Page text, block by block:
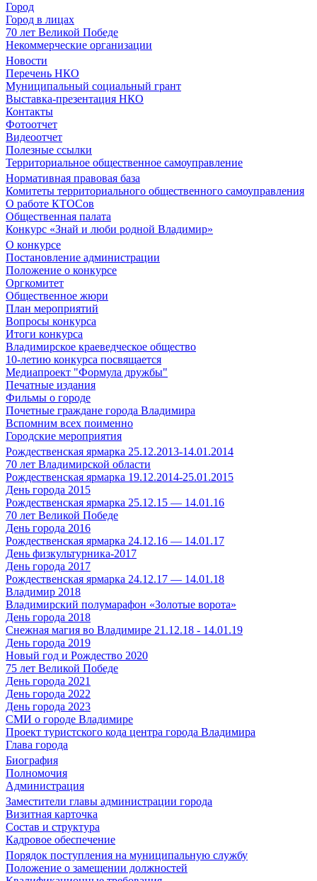
Город
Город в лицах
70 лет Великой Победе
Некоммерческие организации
Новости
Перечень НКО
Муниципальный социальный грант
Выставка-презентация НКО
Контакты
Фотоотчет
Видеоотчет
Полезные ссылки
Территориальное общественное самоуправление
Нормативная правовая база
Комитеты территориального общественного самоуправления
О работе КТОСов
Общественная палата
Конкурс «Знай и люби родной Владимир»
О конкурсе
Постановление администрации
Положение о конкурсе
Оргкомитет
Общественное жюри
План мероприятий
Вопросы конкурса
Итоги конкурса
Владимирское краеведческое общество
10-летию конкурса посвящается
Медиапроект "Формула дружбы"
Печатные издания
Фильмы о городе
Почетные граждане города Владимира
Вспомним всех поименно
Городские мероприятия
Рождественская ярмарка 25.12.2013-14.01.2014
70 лет Владимирской области
Рождественская ярмарка 19.12.2014-25.01.2015
День города 2015
Рождественская ярмарка 25.12.15 — 14.01.16
70 лет Великой Победе
День города 2016
Рождественская ярмарка 24.12.16 — 14.01.17
День физкультурника-2017
День города 2017
Рождественская ярмарка 24.12.17 — 14.01.18
Владимир 2018
Владимирский полумарафон «Золотые ворота»
День города 2018
Снежная магия во Владимире 21.12.18 - 14.01.19
День города 2019
Новый год и Рождество 2020
75 лет Великой Победе
День города 2021
День города 2022
День города 2023
СМИ о городе Владимире
Проект туристского кода центра города Владимира
Глава города
Биография
Полномочия
Администрация
Заместители главы администрации города
Визитная карточка
Состав и структура
Кадровое обеспечение
Порядок поступления на муниципальную службу
Положение о замещении должностей